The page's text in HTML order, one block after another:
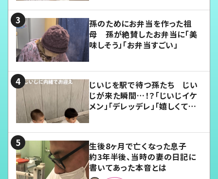
孫のためにお弁当を作った祖
母 孫が絶賛したお弁当に「美
味しそう」「お弁当すごい」
じいじを駅で待つ孫たち じい
じが来た瞬間…！？「じいじイケ
メン」「デレッデレ」「嬉しくて可
生後8ヶ月で亡くなった息子
約3年半後、当時の妻の日記に
書いてあった本音とは